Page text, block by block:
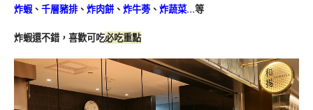
炸蝦 、 千層豬排、 炸肉餅、 炸牛蒡 、 炸蔬菜…等
炸蝦還不錯，喜歡可吃必吃重點